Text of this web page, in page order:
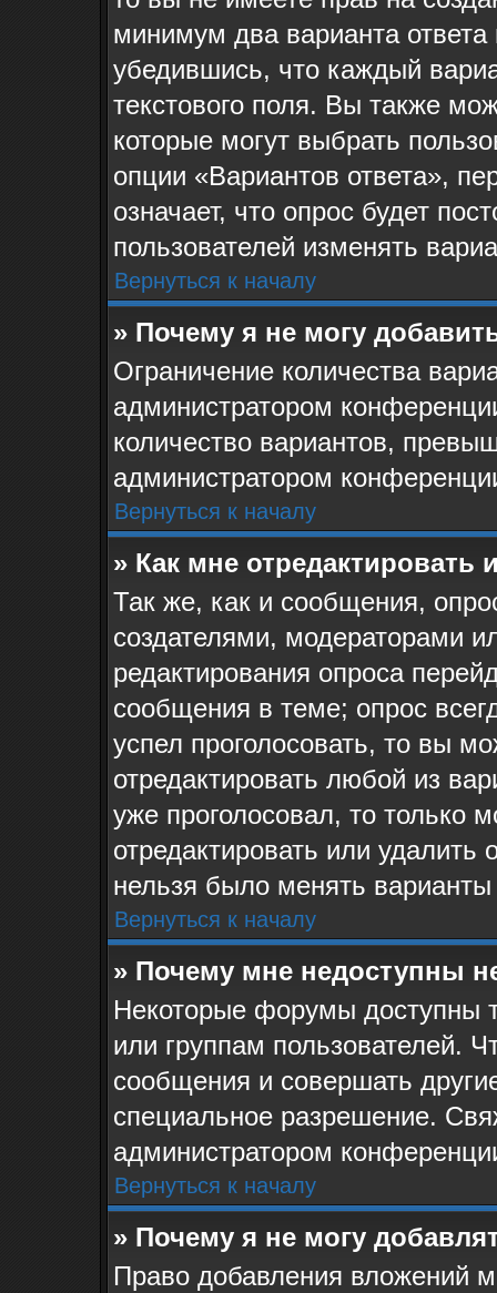
минимум два варианта
убедившись, что каждый
текстового поля. Вы также
которые могут выбрать
опции «Вариантов ответа»,
означает, что опрос будет
пользователей изменять
Вернуться к началу
» Почему я не могу
Ограничение количества
администратором
количество вариантов,
администратором
Вернуться к началу
» Как мне отредактировать
Так же, как и сообщения,
создателями, модераторами
редактирования опроса
сообщения в теме; опрос
успел проголосовать, то вы
отредактировать любой из
уже проголосовал, то только
отредактировать или
нельзя было менять
Вернуться к началу
» Почему мне недоступны
Некоторые форумы доступны
или группам пользователей.
сообщения и совершать
специальное разрешение.
администратором
Вернуться к началу
» Почему я не могу
Право добавления вложений